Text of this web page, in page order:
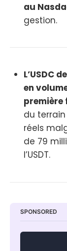
au
gestion.
L’USDC
en
première
du
réels
de 79
l’USDT.
SPONSORED